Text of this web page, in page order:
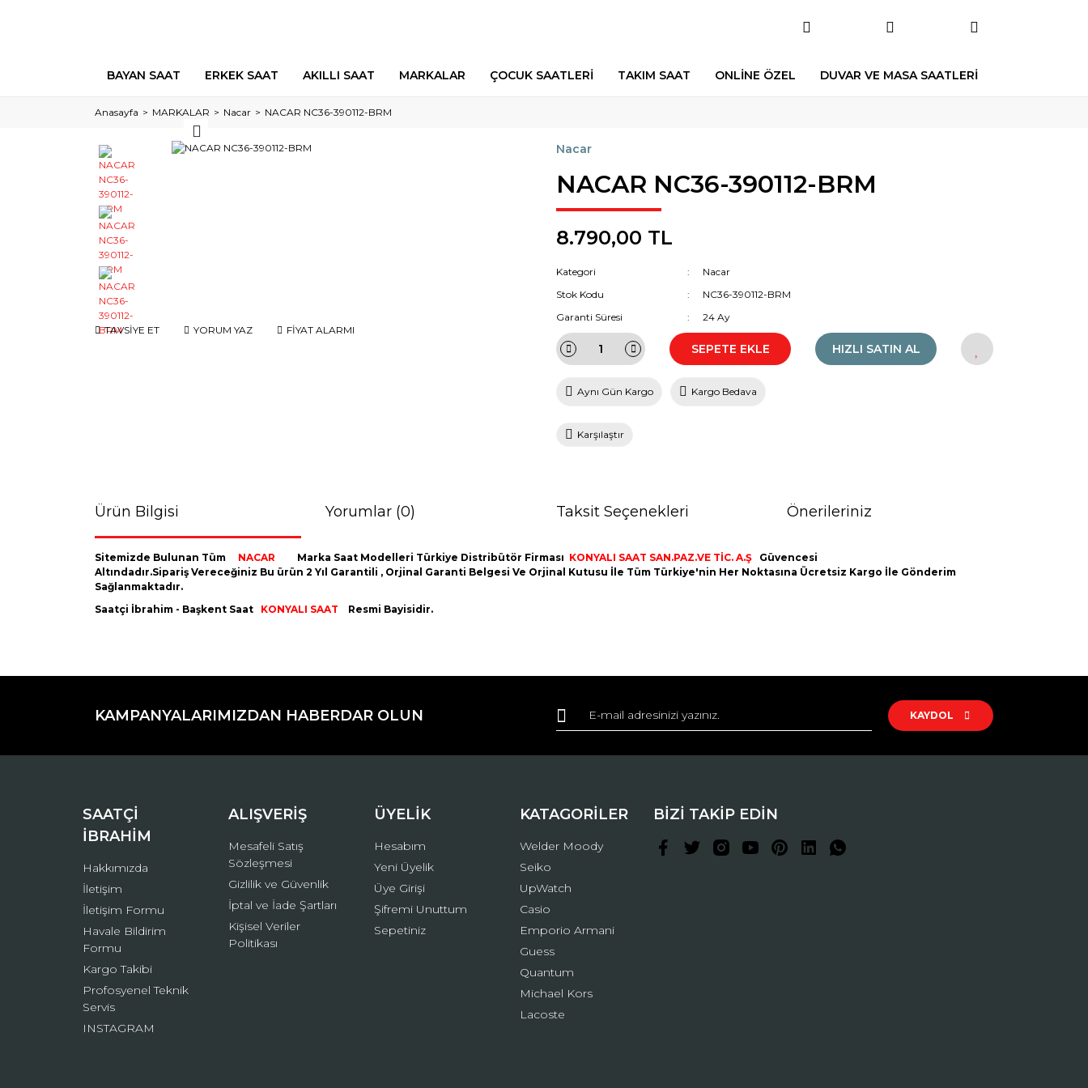
BAYAN SAAT ERKEK SAAT AKILLI SAAT MARKALAR ÇOCUK SAATLERİ TAKIM SAAT ONLİNE ÖZEL DUVAR VE MASA SAATLERİ
Anasayfa MARKALAR Nacar NACAR NC36-390112-BRM
TAVSİYE ET YORUM YAZ FİYAT ALARMI
Nacar
NACAR NC36-390112-BRM
8.790,00 TL
Kategori
Nacar
Stok Kodu
NC36-390112-BRM
Garanti Süresi
24 Ay
SEPETE EKLE HIZLI SATIN AL
Aynı Gün Kargo Kargo Bedava
Karşılaştır
Ürün Bilgisi Yorumlar (0) Taksit Seçenekleri Önerileriniz
Sitemizde Bulunan Tüm NACAR Marka Saat Modelleri Türkiye Distribütör Firması KONYALI SAAT SAN.PAZ.VE TİC. A.Ş
Güvencesi
Altındadır.Sipariş Vereceğiniz Bu ürün 2 Yıl Garantili , Orjinal Garanti Belgesi Ve Orjinal Kutusu İle Tüm Türkiye'nin Her Noktasına Ücretsiz Kargo İle Gönderim
Sağlanmaktadır.
Saatçi İbrahim - Başkent Saat KONYALI SAAT Resmi Bayisidir.
Yorum Yaz
Görüş ve önerileriniz için teşekkür ederiz.
Ürün resmi kalitesiz, bozuk veya görüntülenemiyor.
Bu ürüne benzer farklı alternatifler olmalı.
Gönder
KAMPANYALARIMIZDAN HABERDAR OLUN KAYDOL
SAATÇİ
İBRAHİM
Hakkımızda
İletişim
İletişim Formu
Havale Bildirim
Formu
Kargo Takibi
Profosyenel Teknik
Servis
INSTAGRAM
ALIŞVERİŞ
Mesafeli Satış
Sözleşmesi
Gizlilik ve Güvenlik
İptal ve İade Şartları
Kişisel Veriler
Politikası
ÜYELİK
Hesabım
Yeni Üyelik
Üye Girişi
Şifremi Unuttum
Sepetiniz
KATAGORİLER
Welder Moody
Seiko
UpWatch
Casio
Emporio Armani
Guess
Quantum
Michael Kors
Lacoste
BİZİ TAKİP EDİN